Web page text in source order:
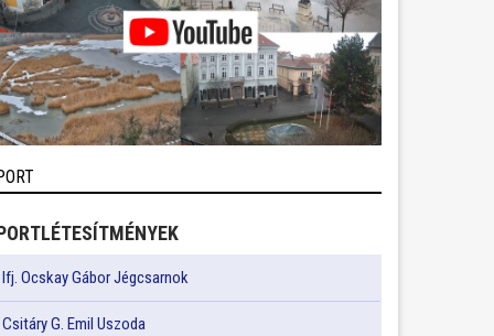
Ifj. Ocskay Gábor Jégcsarnok
Csitáry G. Emil Uszoda